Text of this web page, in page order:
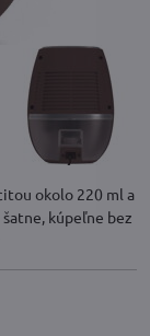
okolo 220 ml a
kúpeľne bez